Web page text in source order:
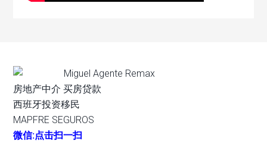
Miguel Agente Remax
房地产中介 买房贷款
西班牙投资移民
MAPFRE SEGUROS
微信:点击扫一扫